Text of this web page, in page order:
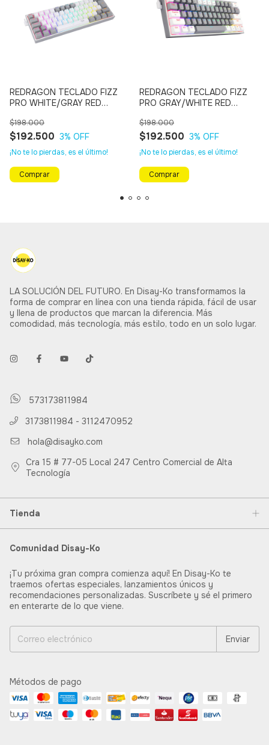
REDRAGON TECLADO FIZZ
PRO WHITE/GRAY RED
K616-RGB WG SP
$192.500
$198.000
3% OFF
¡No te lo pierdas, es el último!
REDRAGON TECLADO FIZZ
PRO GRAY/WHITE RED
K616-RGB GW SP
$192.500
$198.000
3% OFF
¡No te lo pierdas, es el último!
LA SOLUCIÓN DEL FUTURO. En Disay-Ko transformamos la
forma de comprar en línea con una tienda rápida, fácil de usar
y llena de productos que marcan la diferencia. Más
comodidad, más tecnología, más estilo, todo en un solo lugar.
573173811984
3173811984 - 3112470952
hola@disayko.com
Cra 15 # 77-05 Local 247 Centro Comercial de Alta
Tecnología
Tienda
Comunidad Disay-Ko
¡Tu próxima gran compra comienza aquí! En Disay-Ko te
traemos ofertas especiales, lanzamientos únicos y
recomendaciones personalizadas. Suscríbete y sé el primero
en enterarte de lo que viene.
Métodos de pago